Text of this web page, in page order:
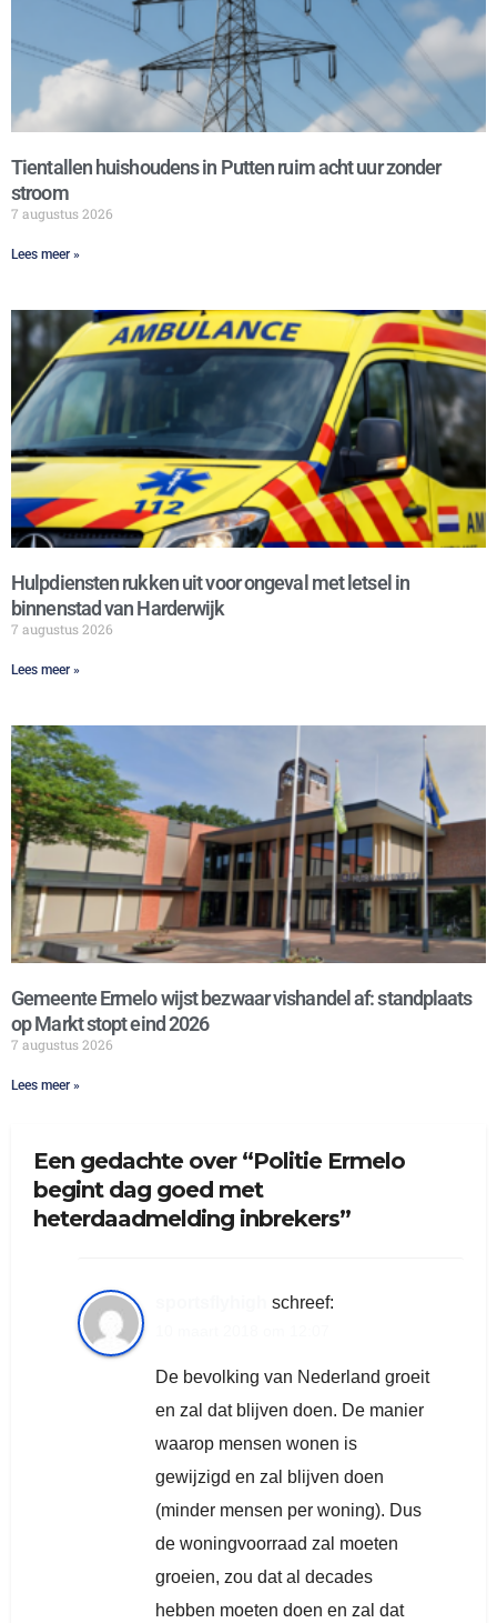
Tientallen huishoudens in Putten ruim acht uur zonder
stroom
7 augustus 2026
Lees meer »
Hulpdiensten rukken uit voor ongeval met letsel in
binnenstad van Harderwijk
7 augustus 2026
Lees meer »
Gemeente Ermelo wijst bezwaar vishandel af: standplaats
op Markt stopt eind 2026
7 augustus 2026
Lees meer »
Een gedachte over “Politie Ermelo
begint dag goed met
heterdaadmelding inbrekers”
schreef:
De bevolking van Nederland groeit
en zal dat blijven doen. De manier
waarop mensen wonen is
gewijzigd en zal blijven doen
(minder mensen per woning). Dus
de woningvoorraad zal moeten
groeien, zou dat al decades
hebben moeten doen en zal dat